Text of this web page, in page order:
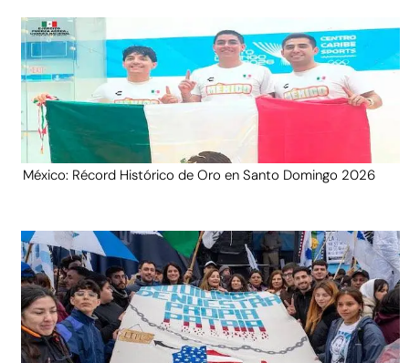
México: Récord Histórico de Oro en Santo Domingo 2026